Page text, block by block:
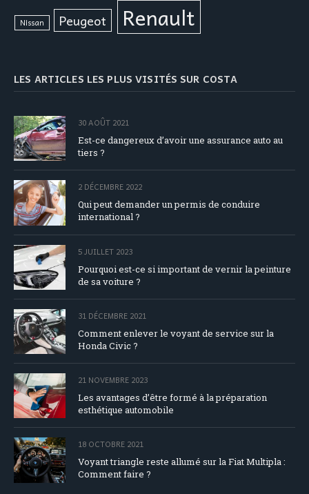
Nissan Peugeot Renault
LES ARTICLES LES PLUS VISITÉS SUR COSTA
30 AOÛT 2021
Est-ce dangereux d’avoir une assurance auto au
tiers ?
2 DÉCEMBRE 2022
Qui peut demander un permis de conduire
international ?
5 JUILLET 2023
Pourquoi est-ce si important de vernir la peinture
de sa voiture ?
31 DÉCEMBRE 2021
Comment enlever le voyant de service sur la
Honda Civic ?
21 NOVEMBRE 2023
Les avantages d’être formé à la préparation
esthétique automobile
18 OCTOBRE 2021
Voyant triangle reste allumé sur la Fiat Multipla :
Comment faire ?